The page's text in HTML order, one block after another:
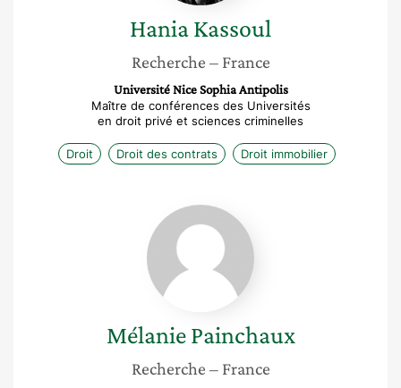
HaniaKassoul
Recherche – France
Université Nice Sophia Antipolis
Maître de conférences des Universités
en droit privé et sciences criminelles
Droit Droit des contrats Droit immobilier
Mélanie
Painchaux
Mélanie Painchaux
Recherche – France